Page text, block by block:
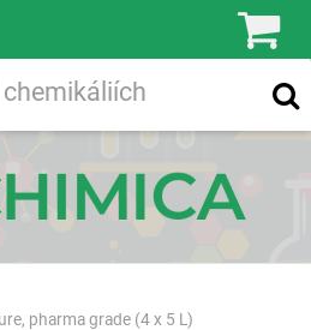
pharma grade (4 x 5 L)